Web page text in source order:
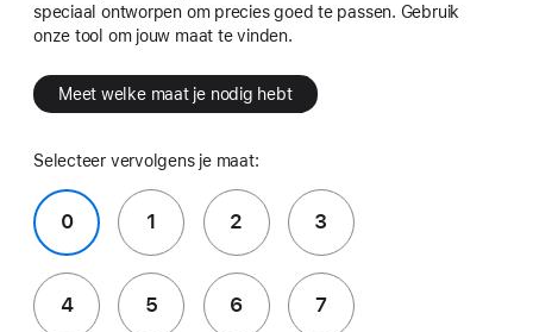
speciaal ontworpen om precies goed te passen. Gebruik
onze tool om jouw maat te vinden.
Meet welke maat je nodig hebt
Selecteer vervolgens je maat:
0 1 2 3
4 5 6 7